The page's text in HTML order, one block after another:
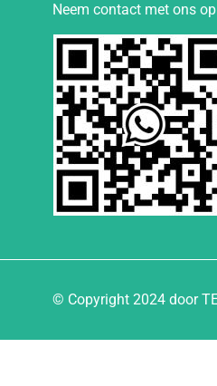
Neem contact met ons op
© Copyright 2024 door